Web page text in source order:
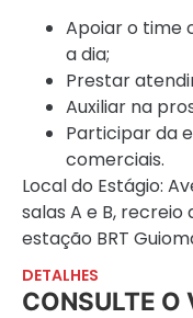
Apoiar o time
a dia;
Prestar
Auxiliar na
Participar da
comerciais.
Local do Estágio:
salas A e B,
estação BRT
DETALHES
CONSULTE O